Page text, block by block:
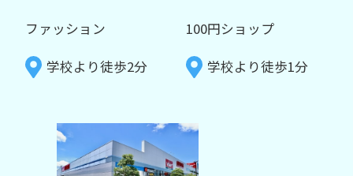
ファッション
学校より徒歩2分
100円ショップ
学校より徒歩1分